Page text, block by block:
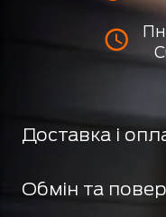
Доставка і
Обмін та